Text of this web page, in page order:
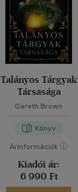
Talányos Tárgyak
Társasága
Gareth Brown
Könyv
Árinformációk
Kiadói ár:
6 990 Ft